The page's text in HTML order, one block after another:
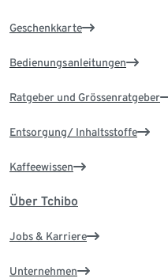
Geschenkkarte
Bedienungsanleitungen
Ratgeber und Grössenratgeber
Entsorgung/ Inhaltsstoffe
Kaffeewissen
Über Tchibo
Jobs & Karriere
Unternehmen